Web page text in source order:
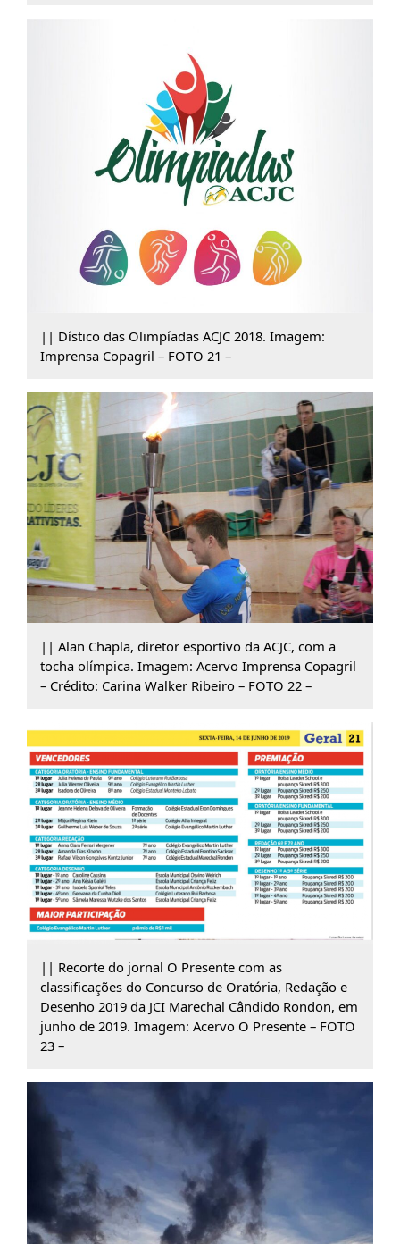
|| Dístico das Olimpíadas ACJC 2018. Imagem:
Imprensa Copagril – FOTO 21 –
|| Alan Chapla, diretor esportivo da ACJC, com a
tocha olímpica. Imagem: Acervo Imprensa Copagril
– Crédito: Carina Walker Ribeiro – FOTO 22 –
|| Recorte do jornal O Presente com as
classificações do Concurso de Oratória, Redação e
Desenho 2019 da JCI Marechal Cândido Rondon, em
junho de 2019. Imagem: Acervo O Presente – FOTO
23 –